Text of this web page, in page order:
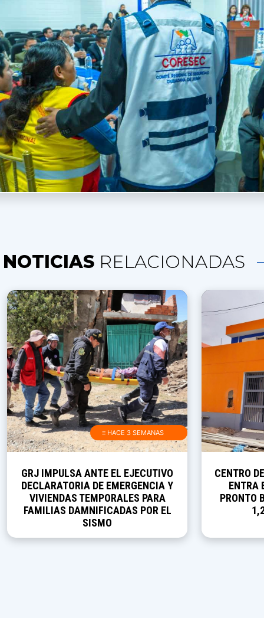
NOTICIAS RELACIONADAS
≡ HACE 3 SEMANAS
GRJ IMPULSA ANTE EL EJECUTIVO
DECLARATORIA DE EMERGENCIA Y
VIVIENDAS TEMPORALES PARA
FAMILIAS DAMNIFICADAS POR EL
SISMO
CENTRO
ENTRA
PRONTO